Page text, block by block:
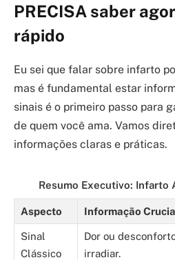
PRECISA saber
rápido
Eu sei que falar sobre infarto
mas é fundamental estar
sinais é o primeiro passo para
de quem você ama. Vamos
informações claras e práticas.
Resumo Executivo: Infarto
Aspecto Informação
Sinal
Clássico
Dor ou
irradiar.